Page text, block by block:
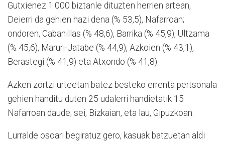
Gutxienez 1.000 biztanle dituzten herrien artean,
Deierri da gehien hazi dena (% 53,5), Nafarroan;
ondoren, Cabanillas (% 48,6), Barrika (% 45,9), Ultzama
(% 45,6), Maruri-Jatabe (% 44,9), Azkoien (% 43,1),
Berastegi (% 41,9) eta Atxondo (% 41,8).
Azken zortzi urteetan batez besteko errenta pertsonala
gehien handitu duten 25 udalerri handietatik 15
Nafarroan daude; sei, Bizkaian, eta lau, Gipuzkoan.
Lurralde osoari begiratuz gero, kasuak batzuetan aldi